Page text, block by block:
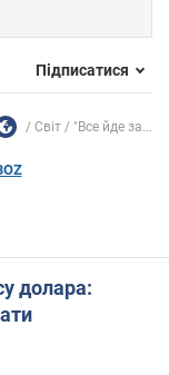
Підписатися
Світ "Все йде за...
долара: